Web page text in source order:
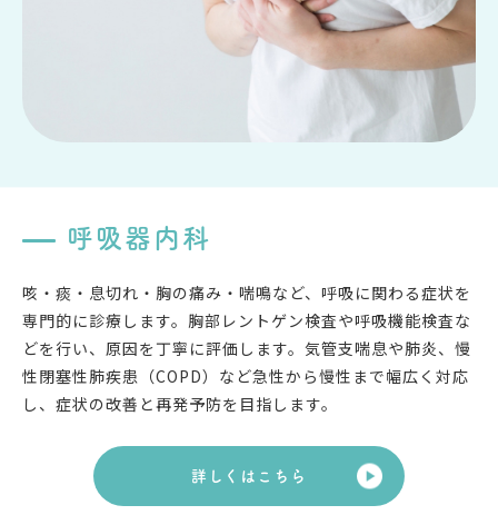
呼吸器内科
咳・痰・息切れ・胸の痛み・喘鳴など、呼吸に関わる症状を
専門的に診療します。胸部レントゲン検査や呼吸機能検査な
どを行い、原因を丁寧に評価します。気管支喘息や肺炎、慢
性閉塞性肺疾患（COPD）など急性から慢性まで幅広く対応
し、症状の改善と再発予防を目指します。
詳しくはこちら